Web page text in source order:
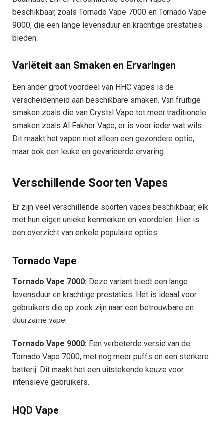
beschikbaar, zoals Tornado Vape 7000 en Tornado Vape
9000, die een lange levensduur en krachtige prestaties
bieden.
Variëteit aan Smaken en Ervaringen
Een ander groot voordeel van HHC vapes is de
verscheidenheid aan beschikbare smaken. Van fruitige
smaken zoals die van Crystal Vape tot meer traditionele
smaken zoals Al Fakher Vape, er is voor ieder wat wils.
Dit maakt het vapen niet alleen een gezondere optie,
maar ook een leuke en gevarieerde ervaring.
Verschillende Soorten Vapes
Er zijn veel verschillende soorten vapes beschikbaar, elk
met hun eigen unieke kenmerken en voordelen. Hier is
een overzicht van enkele populaire opties:
Tornado Vape
Tornado Vape 7000: Deze variant biedt een lange
levensduur en krachtige prestaties. Het is ideaal voor
gebruikers die op zoek zijn naar een betrouwbare en
duurzame vape.
Tornado Vape 9000: Een verbeterde versie van de
Tornado Vape 7000, met nog meer puffs en een sterkere
batterij. Dit maakt het een uitstekende keuze voor
intensieve gebruikers.
HQD Vape